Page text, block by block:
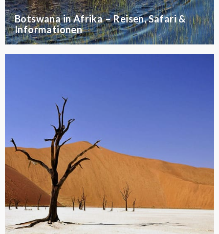
Botswana in Afrika – Reisen, Safari &
Informationen